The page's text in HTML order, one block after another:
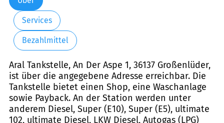
Services
Bezahlmittel
Aral Tankstelle, An Der Aspe 1, 36137 Großenlüder,
ist über die angegebene Adresse erreichbar. Die
Tankstelle bietet einen Shop, eine Waschanlage
sowie Payback. An der Station werden unter
anderem Diesel, Super (E10), Super (E5), ultimate
102, ultimate Diesel, LKW Diesel, Autogas (LPG)